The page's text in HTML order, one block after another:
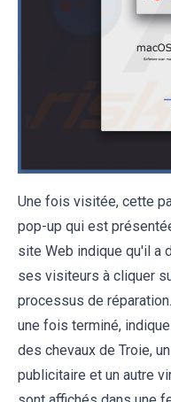
Une fois visitée, cette
pop-up qui est
site Web indique qu'il a
ses visiteurs à cliquer
processus de
une fois terminé,
des chevaux de Troie,
publicitaire et un autre